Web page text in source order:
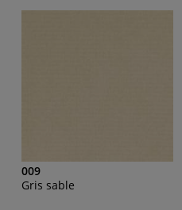
009
Gris sable